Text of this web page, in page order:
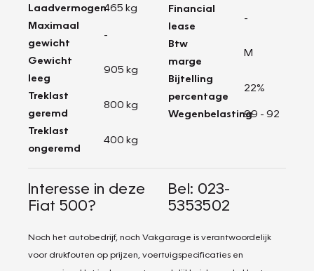
Laadvermogen465 kg
Maximaal
gewicht
-
Gewicht
leeg
905 kg
Treklast
geremd
800 kg
Treklast
ongeremd
400 kg
Financial
lease
-
Btw
marge
M
Bijtelling
percentage
22%
Wegenbelasting99 - 92
Interesse in deze
Fiat 500?
Bel: 023-
5353502
Noch het autobedrijf, noch Vakgarage is verantwoordelijk
voor drukfouten op prijzen, voertuigspecificaties en